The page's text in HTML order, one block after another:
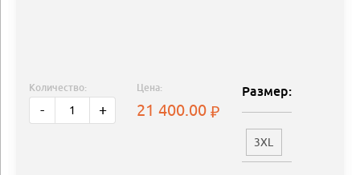
Количество:
- +
Цена:
21 400.00
Размер:
3XL